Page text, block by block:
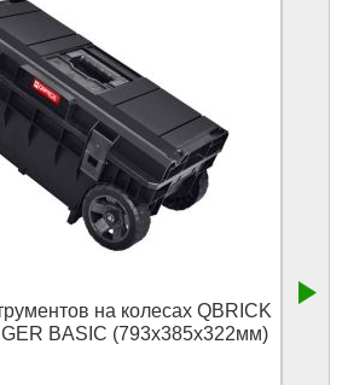
на колесах QBRICK
BASIC (793x385x322мм)